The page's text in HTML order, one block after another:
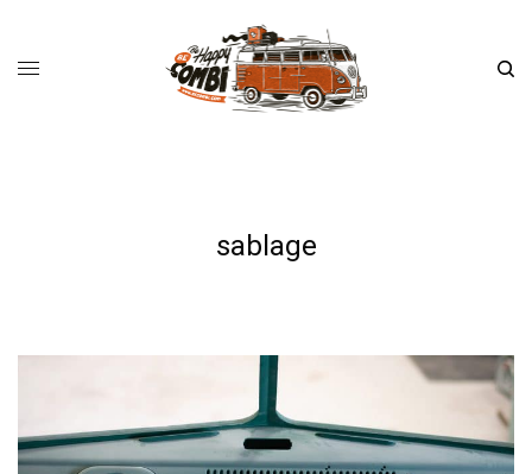
sablage